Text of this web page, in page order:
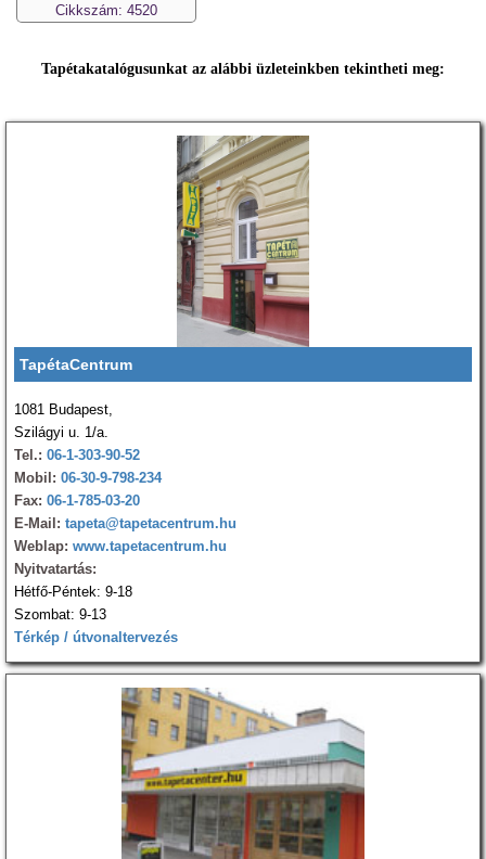
Cikkszám: 4520
Tapétakatalógusunkat az alábbi üzleteinkben tekintheti meg:
TapétaCentrum
1081 Budapest,
Szilágyi u. 1/a.
Tel.: 06-1-303-90-52
Mobil: 06-30-9-798-234
Fax: 06-1-785-03-20
E-Mail: tapeta@tapetacentrum.hu
Weblap: www.tapetacentrum.hu
Nyitvatartás:
Hétfő-Péntek: 9-18
Szombat: 9-13
Térkép / útvonaltervezés